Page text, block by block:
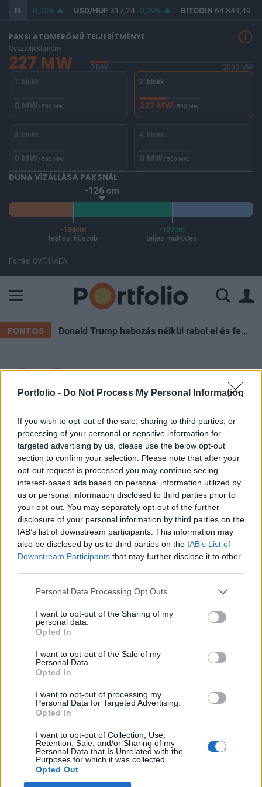
Portfolio - Do Not Process My Personal Information
If you wish to opt-out of the sale, sharing to third parties, or
processing of your personal or sensitive information for
targeted advertising by us, please use the below opt-out
section to confirm your selection. Please note that after your
opt-out request is processed you may continue seeing
interest-based ads based on personal information utilized by
us or personal information disclosed to third parties prior to
your opt-out. You may separately opt-out of the further
disclosure of your personal information by third parties on the
IAB’s list of downstream participants. This information may
also be disclosed by us to third parties on the IAB’s List of
Downstream Participants that may further disclose it to other
Personal Data Processing Opt Outs
I want to opt-out of the Sharing of my
personal data.
Opted In
I want to opt-out of the Sale of my
Personal Data.
Opted In
I want to opt-out of processing my
Personal Data for Targeted Advertising.
Opted In
I want to opt-out of Collection, Use,
Retention, Sale, and/or Sharing of my
Personal Data that Is Unrelated with the
Purposes for which it was collected.
Opted Out
365,70 0,08% USD/HUF317,24 0,09% BITCOIN64 844,49
PAKSI ATOMERŐMŰ TELJESÍTMÉNYE
Összteljesítmény
227 MW 0 MW
2000 MW
1. blokk
0 MW/ 500 MW
2. blokk
227 MW/ 500 MW
3. blokk
0 MW/ 500 MW
4. blokk
0 MW/ 500 MW
DUNA VÍZÁLLÁSA PAKSNÁL
-126 cm
-134cm
leállási küszöb
-107cm
teljes működés
Forrás: OVF, HAEA
FONTOS Donald Trump habozás nélkül rabol el és fenyeget baloldali vezetőket: mégis akad egy diktátor, aki eddig simán megúszta
ELŐFIZETŐI TARTALOM
Lázmérők után jönnek a hőkapuk
a nagyobb iskolákban
MTI
2020. szeptember 30. 10:50
A Klebelsberg Központ fenntartásában működő
valamennyi intézménybe kerültek
testhőmérséklet mérésére szolgáló eszközök, az
iskolák felkészültek a csütörtöktől kötelező
lázmérésre - mondta el a szervezet elnöke szerda
Hajnal Gabriella, a szervezet elnöke elmondta, hogy a
legtöbb helyre kézi lázmérők kerültek. A fennakadások
elkerülésére a nagyobb intézményekben alternatív
megoldásokat alkalmaznak: így például a Tópartiban fali
automata hőmérőt helyeztek üzembe, a legnagyobb
intézményekben pedig, ahol reggelente egy kapun legalább
négyszáz diák megy be, hőkapukat fognak beszerelni....
KEDVES OLVASÓNK!
A keresett cikk a portfolio.hu hírarchívumához
tartozik, melynek olvasása előfizetéses
regisztrációhoz kötött.